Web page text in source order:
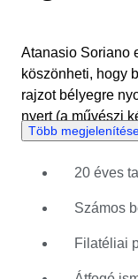
Atanasio Soriano
köszönheti, hogy
rajzot bélyegre
nyert (a művészi
versenyen kapott
tanulmányai után
áttanulmányozta
Több
20 éves
Számos
Filatéliai